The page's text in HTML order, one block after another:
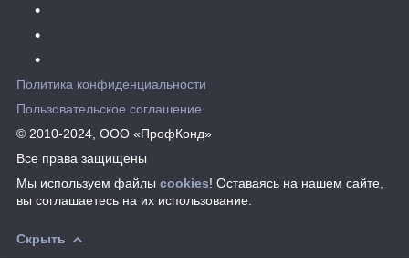
Политика конфиденциальности
Пользовательское соглашение
© 2010-2024, ООО «ПрофКонд»
Все права защищены
Мы используем файлы cookies! Оставаясь на нашем сайте,
вы соглашаетесь на их использование.
Скрыть